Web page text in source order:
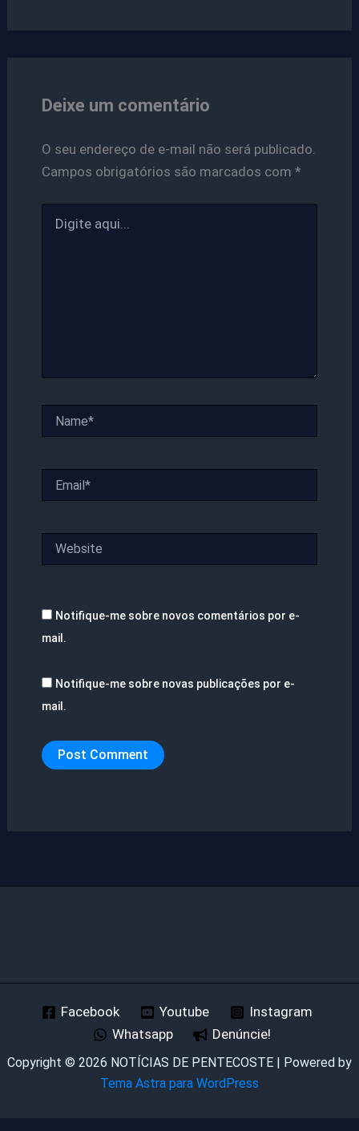
Deixe um comentário
O seu endereço de e-mail não será publicado.
Campos obrigatórios são marcados com *
aqui...
Notifique-me sobre novos comentários por e-
mail.
Notifique-me sobre novas publicações por e-
mail.
Facebook Youtube
Instagram
Whatsapp
Denúncie!
Copyright © 2026 NOTÍCIAS DE PENTECOSTE | Powered by
Tema Astra para WordPress